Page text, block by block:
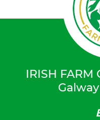
IRISH FARM